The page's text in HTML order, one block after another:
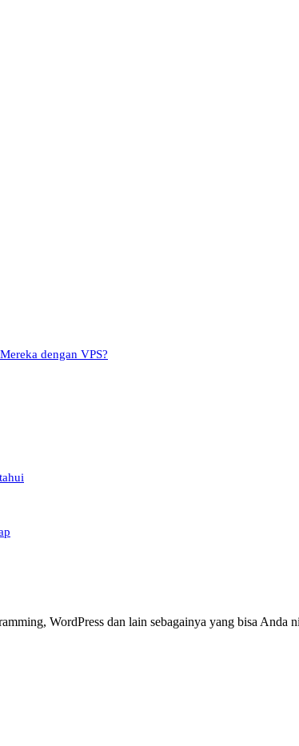
dengan VPS?
WordPress dan lain sebagainya yang bisa Anda